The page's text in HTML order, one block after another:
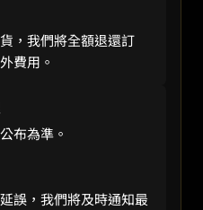
，我們將全額退還訂
費用。
布為準。
誤，我們將及時通知最